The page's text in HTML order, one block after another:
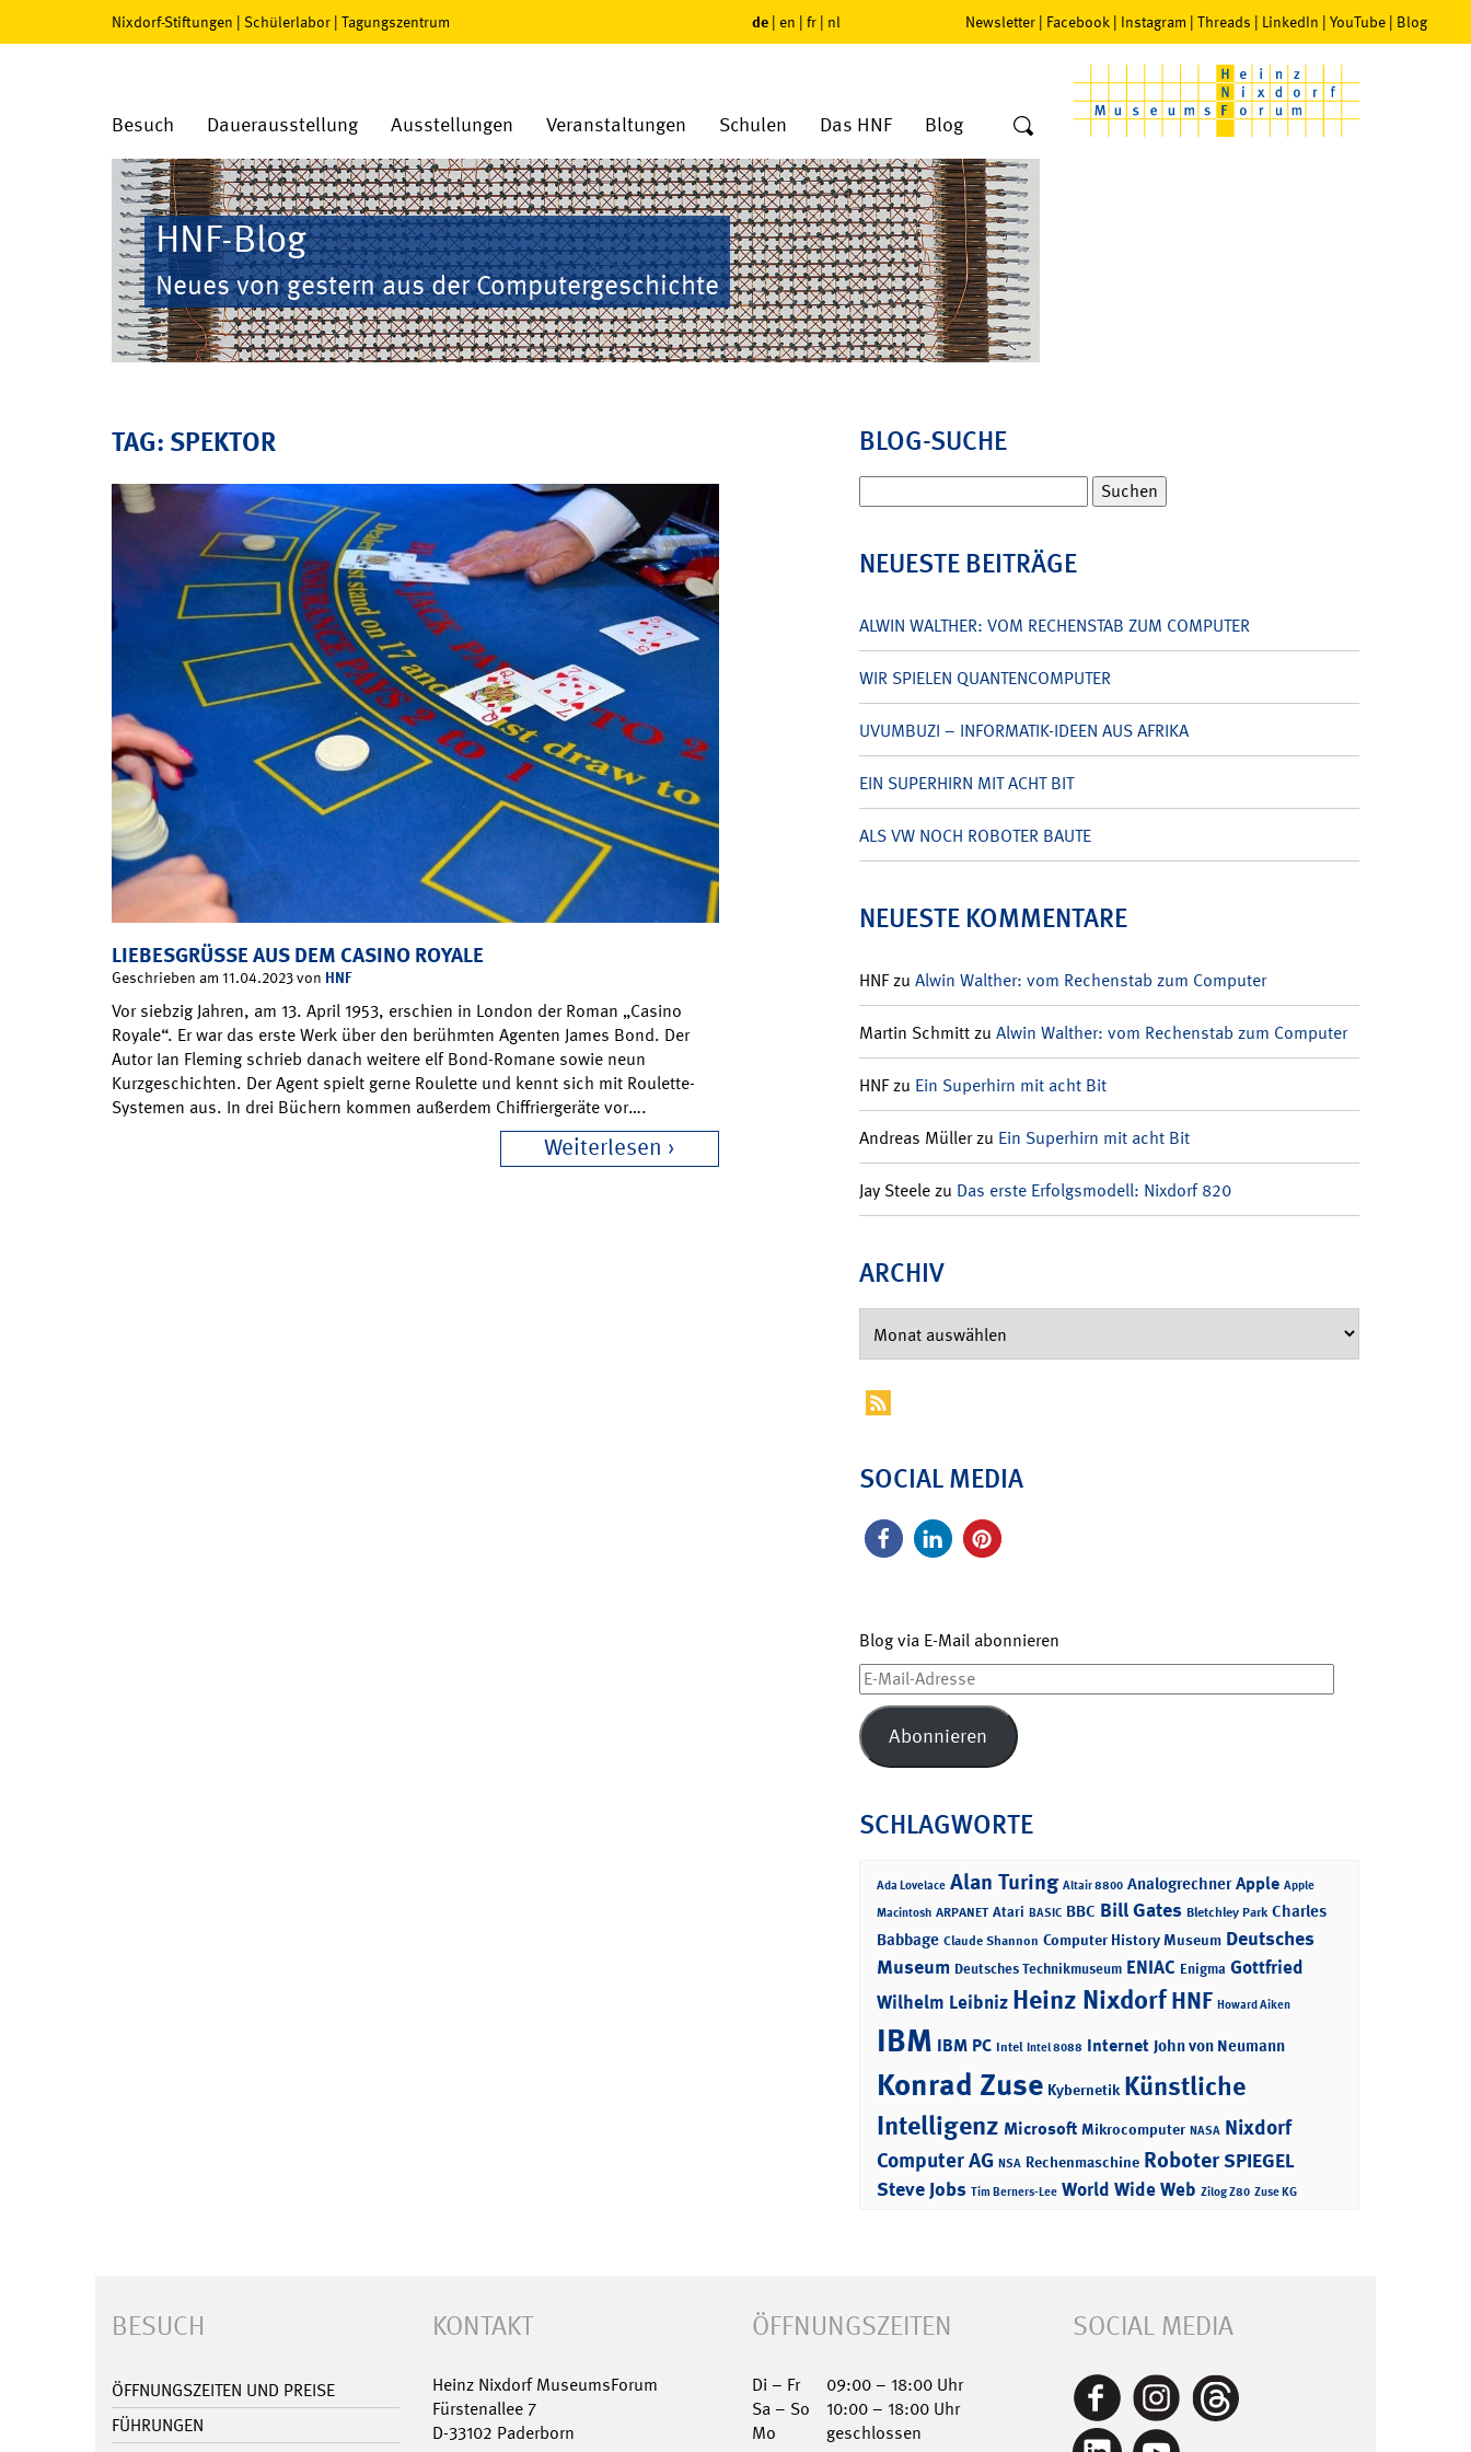
Nixdorf-Stiftungen | Schülerlabor | Tagungszentrum de | en | fr | nl Newsletter | Facebook | Instagram | Threads | LinkedIn | YouTube | Blog
Besuch Dauerausstellung Ausstellungen Veranstaltungen Schulen Das HNF Blog
HNF-Blog
Neues von gestern aus der Computergeschichte
TAG: SPEKTOR
LIEBESGRÜSSE AUS DEM CASINO ROYALE
Geschrieben am 11.04.2023 von HNF
Vor siebzig Jahren, am 13. April 1953, erschien in London der Roman „Casino
Royale“. Er war das erste Werk über den berühmten Agenten James Bond. Der
Autor Ian Fleming schrieb danach weitere elf Bond-Romane sowie neun
Kurzgeschichten. Der Agent spielt gerne Roulette und kennt sich mit Roulette-
Systemen aus. In drei Büchern kommen außerdem Chiffriergeräte vor….
Weiterlesen
BLOG-SUCHE
nach:
NEUESTE BEITRÄGE
ALWIN WALTHER: VOM RECHENSTAB ZUM COMPUTER
WIR SPIELEN QUANTENCOMPUTER
UVUMBUZI – INFORMATIK-IDEEN AUS AFRIKA
EIN SUPERHIRN MIT ACHT BIT
ALS VW NOCH ROBOTER BAUTE
NEUESTE KOMMENTARE
HNFzu Alwin Walther: vom Rechenstab zum Computer
Martin Schmittzu Alwin Walther: vom Rechenstab zum Computer
HNFzu Ein Superhirn mit acht Bit
Andreas Müllerzu Ein Superhirn mit acht Bit
Jay Steelezu Das erste Erfolgsmodell: Nixdorf 820
ARCHIV
SOCIAL MEDIA
Blog via E-Mail abonnieren
E-
Mail-
Adresse
Abonnieren
SCHLAGWORTE
Ada Lovelace Alan Turing Altair 8800 Analogrechner Apple Apple
Macintosh ARPANET Atari BASIC BBC Bill Gates Bletchley Park Charles
Babbage Claude Shannon Computer History Museum Deutsches
Museum Deutsches Technikmuseum ENIAC Enigma Gottfried
Wilhelm Leibniz Heinz NixdorfHNF Howard Aiken
IBM IBM PC Intel Intel 8088 Internet John von Neumann
Konrad Zuse Kybernetik Künstliche
Intelligenz Microsoft Mikrocomputer NASA Nixdorf
Computer AG NSA Rechenmaschine RoboterSPIEGEL
Steve Jobs Tim Berners-Lee World Wide Web Zilog Z80 Zuse KG
BESUCH
ÖFFNUNGSZEITEN UND PREISE
FÜHRUNGEN
KONTAKT
Heinz Nixdorf MuseumsForum
Fürstenallee 7
D-33102 Paderborn
ÖFFNUNGSZEITEN
Di – Fr
09:00 – 18:00 Uhr
Sa – So
10:00 – 18:00 Uhr
Mo
geschlossen
SOCIAL MEDIA